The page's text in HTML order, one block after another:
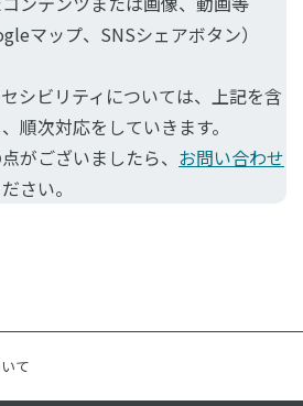
マップ、SNSシェアボタン）
シビリティについては、上記を含
順次対応をしていきます。
がございましたら、 お問い合わせ
さい。
て